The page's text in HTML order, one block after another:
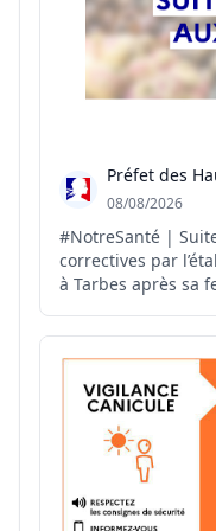
Préfet des
08/08/2026
#NotreSanté |
correctives par
à Tarbes après sa
réouverture de cet